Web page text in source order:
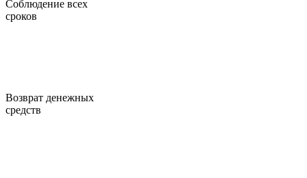
Соблюдение всех
сроков
Возврат денежных
средств